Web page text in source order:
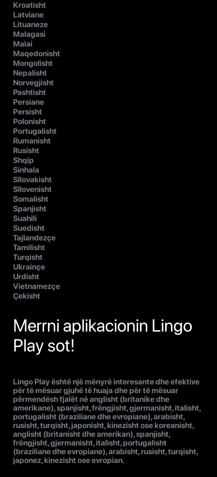
Kroatisht
Latviane
Lituaneze
Malagasi
Malai
Maqedonisht
Mongolisht
Nepalisht
Norvegjisht
Pashtisht
Persiane
Persisht
Polonisht
Portugalisht
Rumanisht
Rusisht
Shqip
Sinhala
Sllovakisht
Sllovenisht
Somalisht
Spanjisht
Suahili
Suedisht
Tajlandezçe
Tamilisht
Turqisht
Ukrainçe
Urdisht
Vietnamezçe
Çekisht
Merrni aplikacionin Lingo
Play sot!
Lingo Play është një mënyrë interesante dhe efektive
për të mësuar gjuhë të huaja dhe për të mësuar
përmendësh fjalët në anglisht (britanike dhe
amerikane), spanjisht, frëngjisht, gjermanisht, italisht,
portugalisht (braziliane dhe evropiane), arabisht,
rusisht, turqisht, japonisht, kinezisht ose koreanisht,
anglisht (britanisht dhe amerikan), spanjisht,
frëngjisht, gjermanisht, italisht, portugalisht
(braziliane dhe evropiane), arabisht, rusisht, turqisht,
japonez, kinezisht ose evropian.